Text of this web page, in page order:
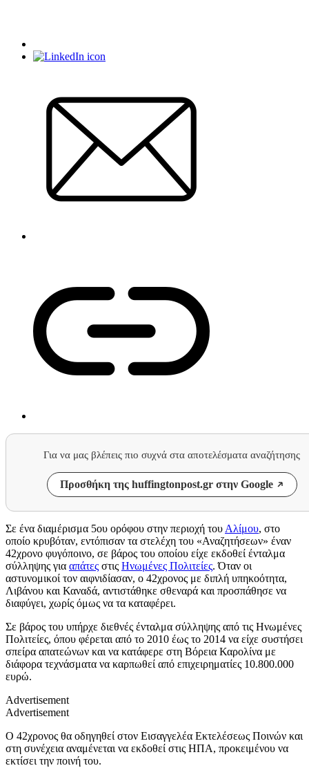
Για να μας βλέπεις πιο συχνά στα αποτελέσματα αναζήτησης
Προσθήκη της huffingtonpost.gr στην Google
Σε ένα διαμέρισμα 5ου ορόφου στην περιοχή του Αλίμου, στο
οποίο κρυβόταν, εντόπισαν τα στελέχη του «Αναζητήσεων» έναν
42χρονο φυγόποινο, σε βάρος του οποίου είχε εκδοθεί ένταλμα
σύλληψης για απάτες στις Ηνωμένες Πολιτείες. Όταν οι
αστυνομικοί τον αιφνιδίασαν, ο 42χρονος με διπλή υπηκοότητα,
Λιβάνου και Καναδά, αντιστάθηκε σθεναρά και προσπάθησε να
διαφύγει, χωρίς όμως να τα καταφέρει.
Σε βάρος του υπήρχε διεθνές ένταλμα σύλληψης από τις Ηνωμένες
Πολιτείες, όπου φέρεται από το 2010 έως το 2014 να είχε συστήσει
σπείρα απατεώνων και να κατάφερε στη Βόρεια Καρολίνα με
διάφορα τεχνάσματα να καρπωθεί από επιχειρηματίες 10.800.000
ευρώ.
Advertisement
Advertisement
Ο 42χρονος θα οδηγηθεί στον Εισαγγελέα Εκτελέσεως Ποινών και
στη συνέχεια αναμένεται να εκδοθεί στις ΗΠΑ, προκειμένου να
εκτίσει την ποινή του.